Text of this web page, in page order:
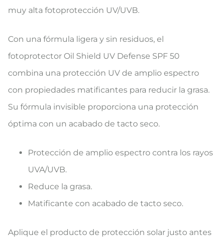
muy alta fotoprotección UV/UVB.
Con una fórmula ligera y sin residuos, el
fotoprotector Oil Shield UV Defense SPF 50
combina una protección UV de amplio espectro
con propiedades matificantes para reducir la grasa.
Su fórmula invisible proporciona una protección
óptima con un acabado de tacto seco.
Protección de amplio espectro contra los rayos
UVA/UVB.
Reduce la grasa.
Matificante con acabado de tacto seco.
Aplique el producto de protección solar justo antes